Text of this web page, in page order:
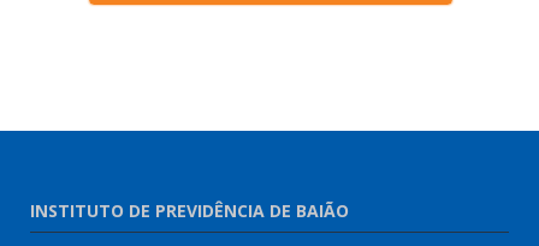
INSTITUTO DE PREVIDÊNCIA DE BAIÃO